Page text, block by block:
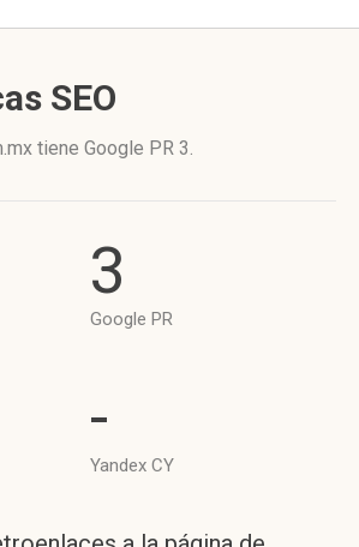
SEO
tiene Google PR 3.
3
Google PR
-
Yandex CY